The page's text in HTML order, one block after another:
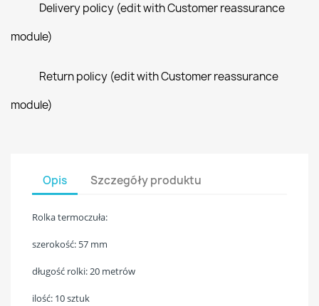
Delivery policy (edit with Customer reassurance
module)
Return policy (edit with Customer reassurance
module)
Opis Szczegóły produktu
Rolka termoczuła:
szerokość: 57 mm
długość rolki: 20 metrów
ilość: 10 sztuk